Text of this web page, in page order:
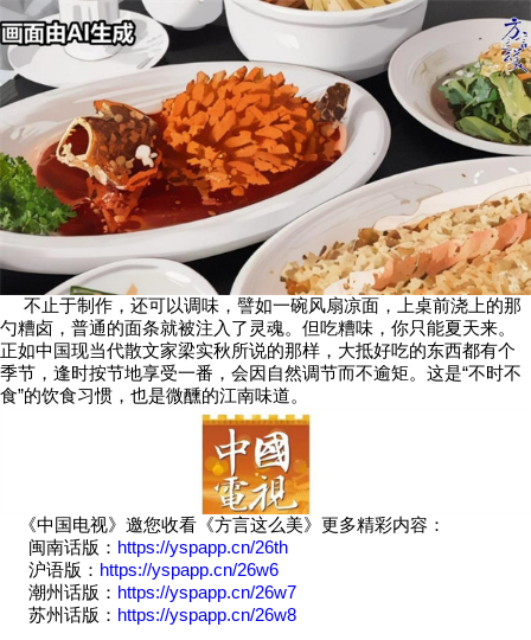
不止于制作，还可以调味，譬如一碗风扇凉面，上桌前浇上的那
勺糟卤，普通的面条就被注入了灵魂。但吃糟味，你只能夏天来。
正如中国现当代散文家梁实秋所说的那样，大抵好吃的东西都有个
季节，逢时按节地享受一番，会因自然调节而不逾矩。这是“不时不
食”的饮食习惯，也是微醺的江南味道。
《中国电视》邀您收看《方言这么美》更多精彩内容：
闽南话版： https://yspapp.cn/26th
沪语版： https://yspapp.cn/26w6
潮州话版： https://yspapp.cn/26w7
苏州话版： https://yspapp.cn/26w8